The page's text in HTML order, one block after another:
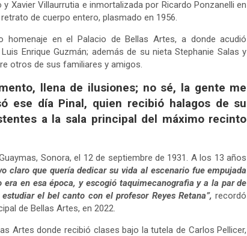
Xavier Villaurrutia e inmortalizada por Ricardo Ponzanelli en
de cuerpo entero, plasmado en 1956.
en el Palacio de Bellas Artes, a donde acudió
Enrique Guzmán; además de su nieta Stephanie Salas y
otros de sus familiares y amigos.
llena de ilusiones; no sé, la gente me
ese día Pinal, quien recibió halagos de su
a la sala principal del máximo recinto
Sonora, el 12 de septiembre de 1931. A los 13 años
claro que quería dedicar su vida al escenario fue empujada
en esa época, y escogió taquimecanografìa y a la par de
el bel canto con el profesor Reyes Retana”, recordó
de Bellas Artes, en 2022.
Artes donde recibió clases bajo la tutela de Carlos Pellicer,